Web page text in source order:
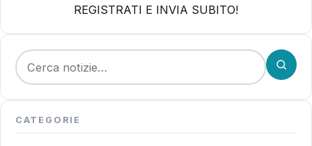
REGISTRATI E INVIA SUBITO!
Cerca:
CATEGORIE